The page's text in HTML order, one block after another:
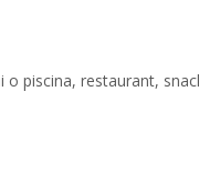
o piscina, restaurant,